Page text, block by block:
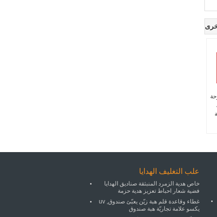
علب التغليف الهدايا
خاص هدية الزمرد المنبثقة صناديق الهدايا
فضية شعار احباط تعزيز هدية حزمة
غطاء وقاعدة قلم هبة زيّن يعبّئ صندوق, uv
يكسو علامة تجاريّة هبة صندوق